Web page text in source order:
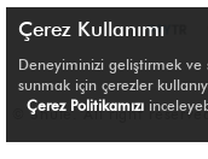
© Shule. All right
Çerez Kullanımı
Deneyiminizi geliştirmek ve
sunmak için çerezler
Çerez Politikamızı